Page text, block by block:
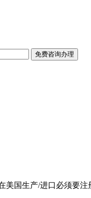
美国生产/进口必须要注